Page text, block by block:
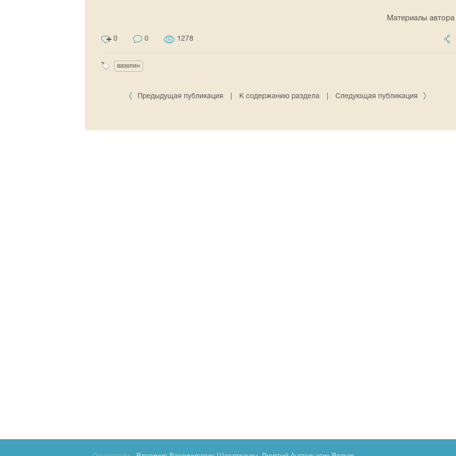
Материалы автора
0 0 1278
вазелин
Предыдущая публикация К содержанию раздела Следующая публикация